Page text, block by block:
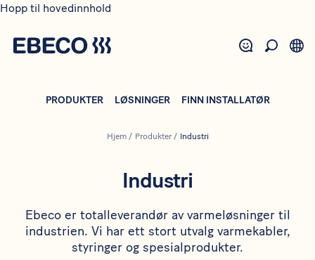
Hopp til hovedinnhold
PRODUKTER LØSNINGER FINN INSTALLATØR
Hjem/ Produkter/ Industri
Industri
Ebeco er totalleverandør av varmeløsninger til
industrien. Vi har ett stort utvalg varmekabler,
styringer og spesialprodukter.